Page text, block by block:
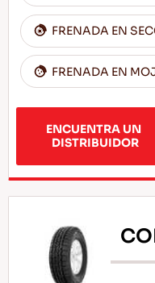
FRENADA EN
FRENADA EN
ENCUENTRA UN
DISTRIBUIDOR